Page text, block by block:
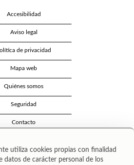
Accesibilidad
Aviso legal
de privacidad
Mapa web
Quiénes somos
Seguridad
Contacto
utiliza cookies propias con finalidad
datos de carácter personal de los